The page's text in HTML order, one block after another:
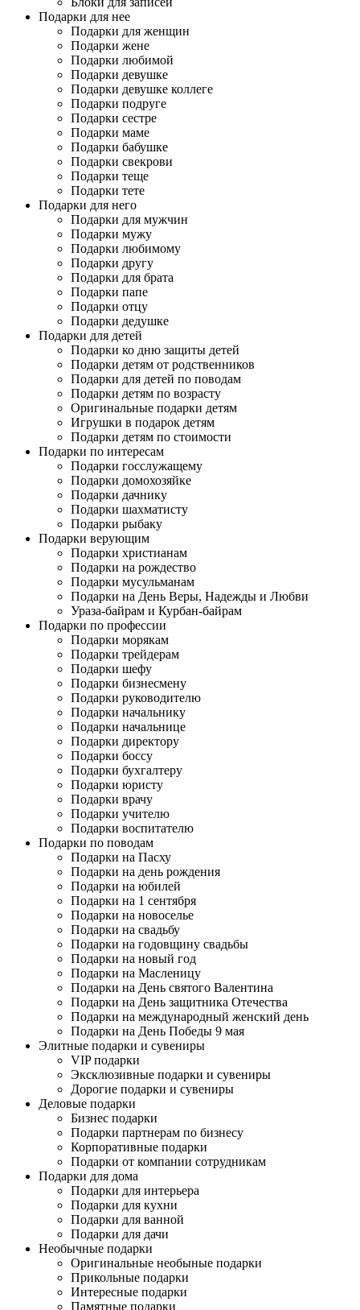
Подарки для нее
Подарки для женщин
Подарки жене
Подарки любимой
Подарки девушке
Подарки девушке коллеге
Подарки подруге
Подарки сестре
Подарки маме
Подарки бабушке
Подарки свекрови
Подарки теще
Подарки тете
Подарки для него
Подарки для мужчин
Подарки мужу
Подарки любимому
Подарки другу
Подарки для брата
Подарки папе
Подарки отцу
Подарки дедушке
Подарки для детей
Подарки ко дню защиты детей
Подарки детям от родственников
Подарки для детей по поводам
Подарки детям по возрасту
Оригинальные подарки детям
Игрушки в подарок детям
Подарки детям по стоимости
Подарки по интересам
Подарки госслужащему
Подарки домохозяйке
Подарки дачнику
Подарки шахматисту
Подарки рыбаку
Подарки верующим
Подарки христианам
Подарки на рождество
Подарки мусульманам
Подарки на День Веры, Надежды и Любви
Ураза-байрам и Курбан-байрам
Подарки по профессии
Подарки морякам
Подарки трейдерам
Подарки шефу
Подарки бизнесмену
Подарки руководителю
Подарки начальнику
Подарки начальнице
Подарки директору
Подарки боссу
Подарки бухгалтеру
Подарки юристу
Подарки врачу
Подарки учителю
Подарки воспитателю
Подарки по поводам
Подарки на Пасху
Подарки на день рождения
Подарки на юбилей
Подарки на 1 сентября
Подарки на новоселье
Подарки на свадьбу
Подарки на годовщину свадьбы
Подарки на новый год
Подарки на Масленицу
Подарки на День святого Валентина
Подарки на День защитника Отечества
Подарки на международный женский день
Подарки на День Победы 9 мая
Элитные подарки и сувениры
VIP подарки
Эксклюзивные подарки и сувениры
Дорогие подарки и сувениры
Деловые подарки
Бизнес подарки
Подарки партнерам по бизнесу
Корпоративные подарки
Подарки от компании сотрудникам
Подарки для дома
Подарки для интерьера
Подарки для кухни
Подарки для ванной
Подарки для дачи
Необычные подарки
Оригинальные необыные подарки
Прикольные подарки
Интересные подарки
Памятные подарки